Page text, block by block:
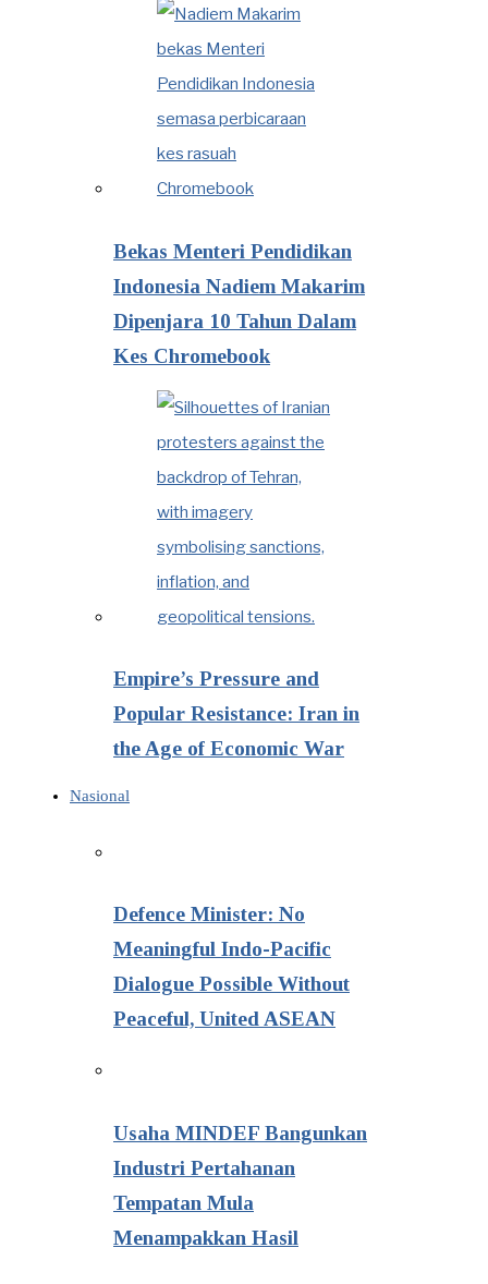
Bekas Menteri Pendidikan
Indonesia Nadiem Makarim
Dipenjara 10 Tahun Dalam
Kes Chromebook
Empire’s Pressure and
Popular Resistance: Iran in
the Age of Economic War
Nasional
Defence Minister: No
Meaningful Indo-Pacific
Dialogue Possible Without
Peaceful, United ASEAN
Usaha MINDEF Bangunkan
Industri Pertahanan
Tempatan Mula
Menampakkan Hasil